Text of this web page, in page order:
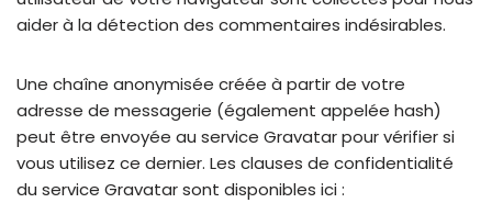
aider à la détection des commentaires indésirables.
Une chaîne anonymisée créée à partir de votre
adresse de messagerie (également appelée hash)
peut être envoyée au service Gravatar pour vérifier si
vous utilisez ce dernier. Les clauses de confidentialité
du service Gravatar sont disponibles ici :